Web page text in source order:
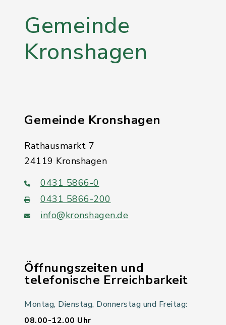
Gemeinde
Kronshagen
Gemeinde Kronshagen
Rathausmarkt 7
24119 Kronshagen
0431 5866-0
0431 5866-200
info@kronshagen.de
Öffnungszeiten und
telefonische Erreichbarkeit
Montag, Dienstag, Donnerstag und Freitag:
08.00-12.00 Uhr